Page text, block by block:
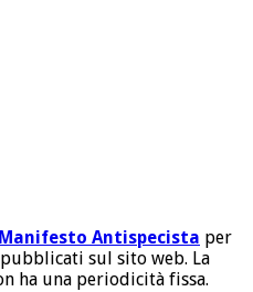
Antispecista per
sul sito web. La
ha una periodicità fissa.